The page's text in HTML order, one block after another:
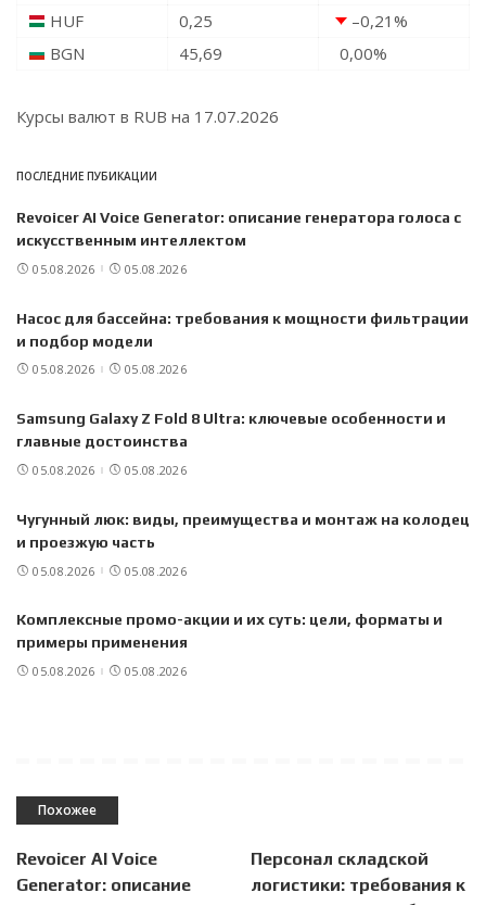
HUF
0,25 –0,21%
BGN
45,69 0,00%
Курсы валют в RUB на 17.07.2026
ПОСЛЕДНИЕ ПУБИКАЦИИ
Revoicer AI Voice Generator: описание генератора голоса с
искусственным интеллектом
05.08.2026 05.08.2026
Насос для бассейна: требования к мощности фильтрации
и подбор модели
05.08.2026 05.08.2026
Samsung Galaxy Z Fold 8 Ultra: ключевые особенности и
главные достоинства
05.08.2026 05.08.2026
Чугунный люк: виды, преимущества и монтаж на колодец
и проезжую часть
05.08.2026 05.08.2026
Комплексные промо-акции и их суть: цели, форматы и
примеры применения
05.08.2026 05.08.2026
Похожее
Revoicer AI Voice
Generator: описание
Персонал складской
логистики: требования к